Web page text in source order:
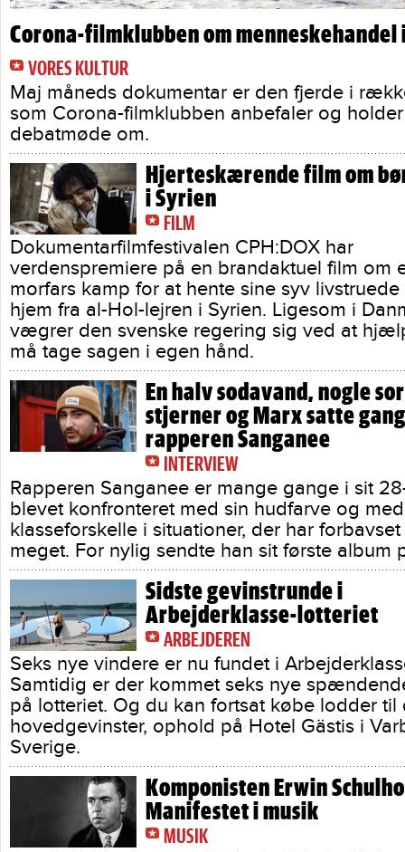
Corona-filmklubben om menneskehandel
VORES KULTUR
Maj måneds dokumentar er den fjerde i
som Corona-filmklubben anbefaler og holder
debatmøde om.
Hjerteskærende film om
i Syrien
FILM
Dokumentarfilmfestivalen CPH:DOX har
verdenspremiere på en brandaktuel film om
morfars kamp for at hente sine syv
hjem fra al-Hol-lejren i Syrien. Ligesom i
vægrer den svenske regering sig ved at
må tage sagen i egen hånd.
En halv sodavand, nogle
stjerner og Marx satte
rapperen Sanganee
INTERVIEW
Rapperen Sanganee er mange gange i sit
blevet konfronteret med sin hudfarve og med
klasseforskelle i situationer, der har
meget. For nylig sendte han sit første album
Sidste gevinstrunde i
Arbejderklasse-lotteriet
ARBEJDEREN
Seks nye vindere er nu fundet i
Samtidig er der kommet seks nye
på lotteriet. Og du kan fortsat købe lodder til
hovedgevinster, ophold på Hotel Gästis i
Sverige.
Komponisten Erwin
Manifestet i musik
MUSIK